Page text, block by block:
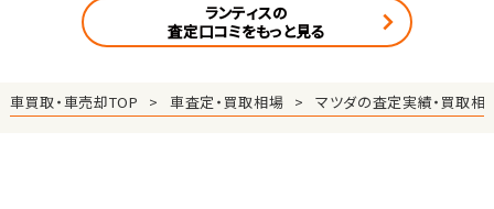
ランティスの
査定口コミをもっと見る
車買取・車売却TOP 車査定・買取相場 マツダの査定実績・買取相